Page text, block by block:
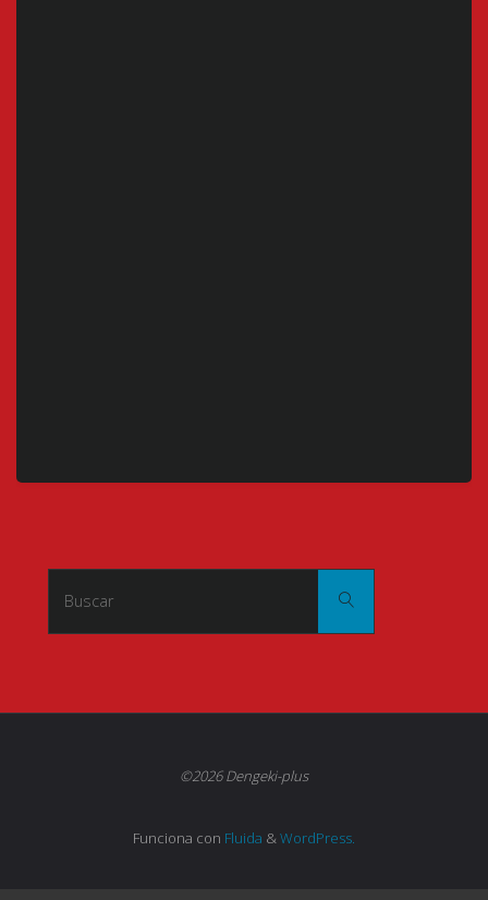
Buscar
©2026 Dengeki-plus
Funciona con Fluida &WordPress.